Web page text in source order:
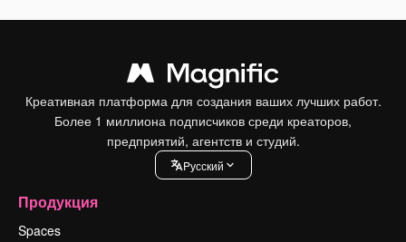
Креативная платформа для создания ваших лучших работ.
Более 1 миллиона подписчиков среди креаторов,
предприятий, агентств и студий.
Pусский
Продукция
Spaces